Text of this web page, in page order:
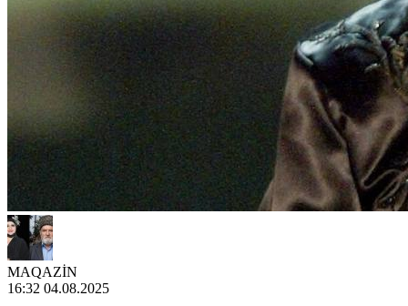
MAQAZİN
16:32 04.08.2025